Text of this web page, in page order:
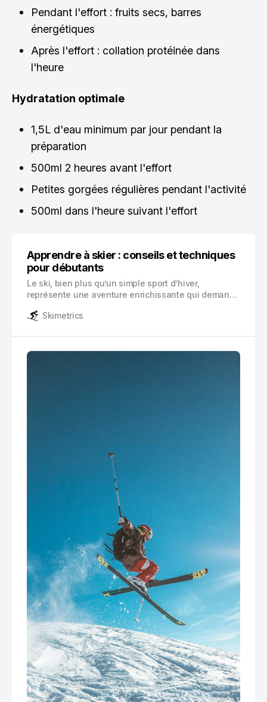
Pendant l'effort : fruits secs, barres
énergétiques
Après l'effort : collation protéinée dans
l'heure
Hydratation optimale
1,5L d'eau minimum par jour pendant la
préparation
500ml 2 heures avant l'effort
Petites gorgées régulières pendant l'activité
500ml dans l'heure suivant l'effort
Apprendre à skier : conseils et techniques
pour débutants
Le ski, bien plus qu’un simple sport d’hiver,
représente une aventure enrichissante qui demande
sécurité.Skimetrics